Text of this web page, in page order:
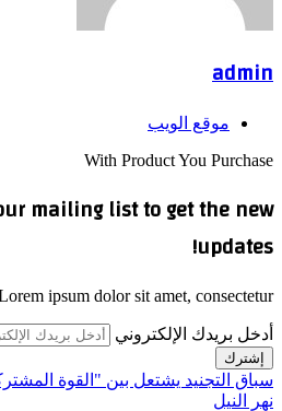
admin
موقع الويب
With Product You Purchase
mailing list to get the new
updates!
ipsum dolor sit amet, consectetur.
أدخل بريدك الإلكتروني
سباق التجنيد يشتعل بين "القوة
نهر النيل